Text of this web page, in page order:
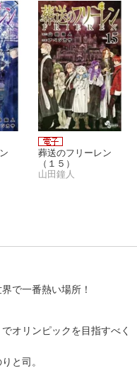
葬送のフリーレン
（１５）
山田鐘人
で一番熱い場所！
オリンピックを目指すべく
と司。